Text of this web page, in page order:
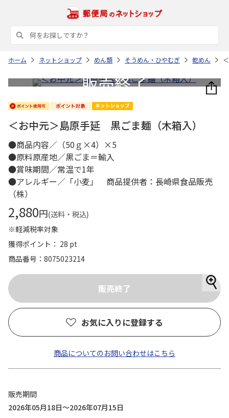
ホーム ネットショップ めん類 そうめん・ひやむぎ 乾めん
＜お中元＞島原手延 黒ごま麺（木箱入）
●商品内容／（50ｇ×4）×5
●原料原産地／黒ごま＝輸入
●賞味期間／常温で1年
●アレルギー／「小麦」 商品提供者：長崎県食品販売
（株）
2,880円(送料・税込)
※軽減税率対象
獲得ポイント： 28 pt
商品番号
8075023214
お気に入りに登録する
商品についてのお問い合わせはこちら
販売期間
2026年05月18日～2026年07月15日